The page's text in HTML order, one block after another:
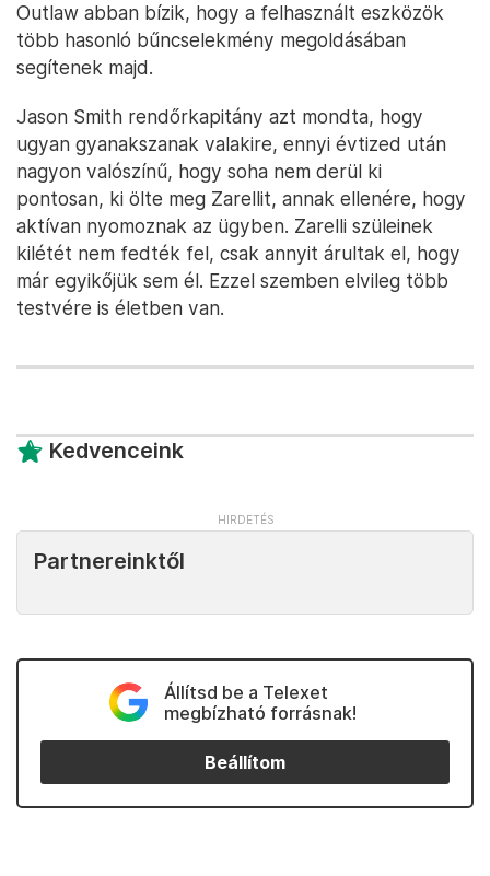
Outlaw abban bízik, hogy a felhasznált eszközök
több hasonló bűncselekmény megoldásában
segítenek majd.
Jason Smith rendőrkapitány azt mondta, hogy
ugyan gyanakszanak valakire, ennyi évtized után
nagyon valószínű, hogy soha nem derül ki
pontosan, ki ölte meg Zarellit, annak ellenére, hogy
aktívan nyomoznak az ügyben. Zarelli szüleinek
kilétét nem fedték fel, csak annyit árultak el, hogy
már egyikőjük sem él. Ezzel szemben elvileg több
testvére is életben van.
Kedvenceink
Partnereinktől
Állítsd be a Telexet
megbízható forrásnak!
Beállítom